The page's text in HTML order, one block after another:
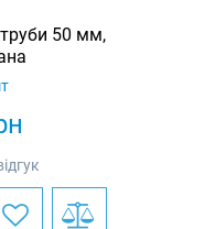
труби 50 мм,